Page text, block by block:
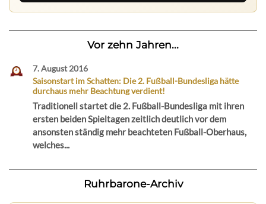
Vor zehn Jahren...
7. August 2016
Saisonstart im Schatten: Die 2. Fußball-Bundesliga hätte
durchaus mehr Beachtung verdient!
Traditionell startet die 2. Fußball-Bundesliga mit ihren
ersten beiden Spieltagen zeitlich deutlich vor dem
ansonsten ständig mehr beachteten Fußball-Oberhaus,
welches...
Ruhrbarone-Archiv